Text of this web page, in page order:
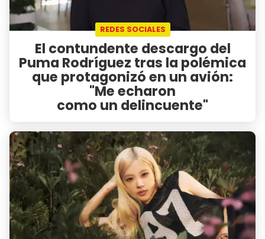
REDES SOCIALES
El contundente descargo del
Puma Rodríguez tras la polémica
que protagonizó en un avión:
"Me echaron
como un delincuente"